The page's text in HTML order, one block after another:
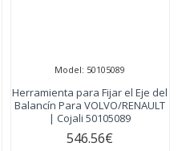
Model: 50105089
Herramienta para Fijar el Eje del
Balancín Para VOLVO/RENAULT
| Cojali 50105089
546.56€